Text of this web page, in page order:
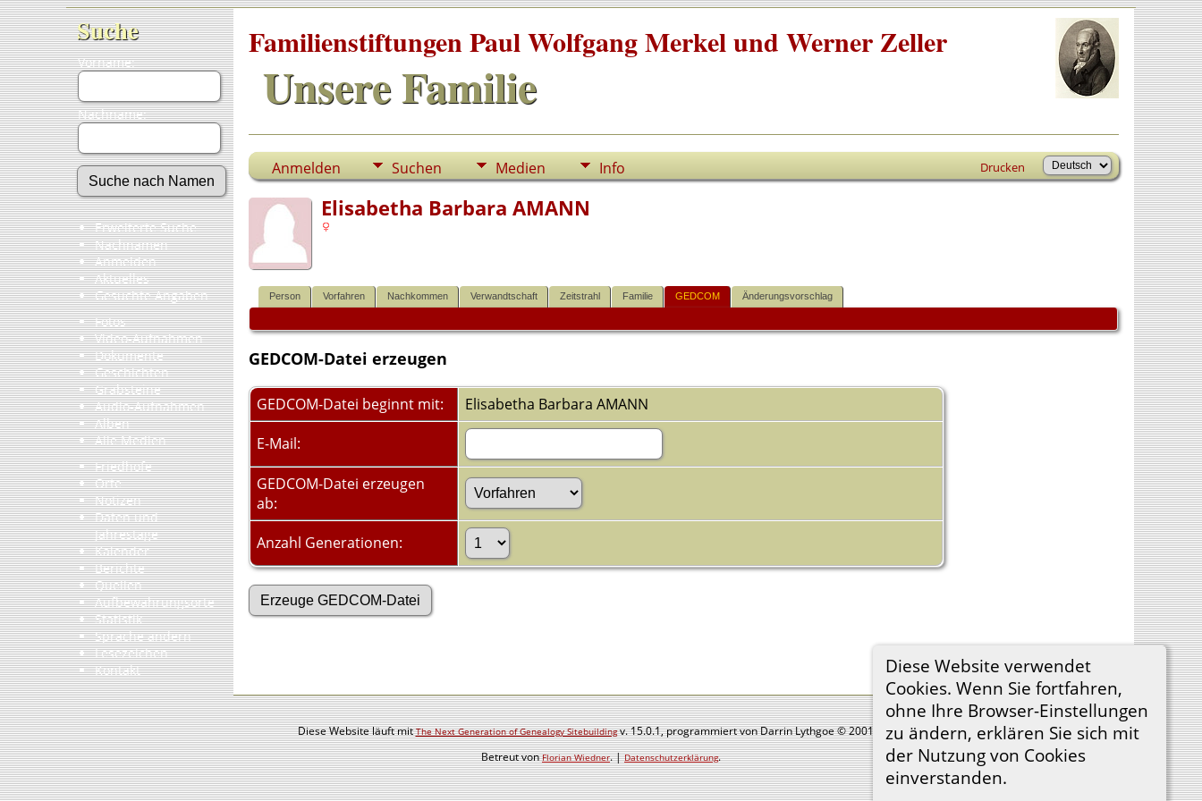
Suche
Vorname:
Nachname:
Erweiterte Suche
Nachnamen
Anmelden
Aktuelles
Gesuchte Angaben
Fotos
Video-Aufnahmen
Dokumente
Geschichten
Grabsteine
Audio-Aufnahmen
Alben
Alle Medien
Friedhöfe
Orte
Notizen
Daten und
Jahrestage
Kalender
Berichte
Quellen
Aufbewahrungsorte
Statistik
Sprache ändern
Lesezeichen
Kontakt
Familienstiftungen Paul Wolfgang Merkel und Werner Zeller
Unsere Familie
Anmelden Suchen Medien Info Drucken
Diese Website verwendet
Cookies. Wenn Sie fortfahren,
ohne Ihre Browser-Einstellungen
zu ändern, erklären Sie sich mit
der Nutzung von Cookies
einverstanden.
Elisabetha Barbara AMANN
Person Vorfahren Nachkommen Verwandtschaft Zeitstrahl Familie GEDCOM Änderungsvorschlag
GEDCOM-Datei erzeugen
GEDCOM-Datei beginnt mit:
Elisabetha Barbara AMANN
E-Mail:
GEDCOM-Datei erzeugen
ab:
Anzahl Generationen:
Diese Website läuft mitThe Next Generation of Genealogy Sitebuildingv. 15.0.1, programmiert von Darrin Lythgoe © 2001-2026.
Betreut vonFlorian Wiedner. |Datenschutzerklärung.